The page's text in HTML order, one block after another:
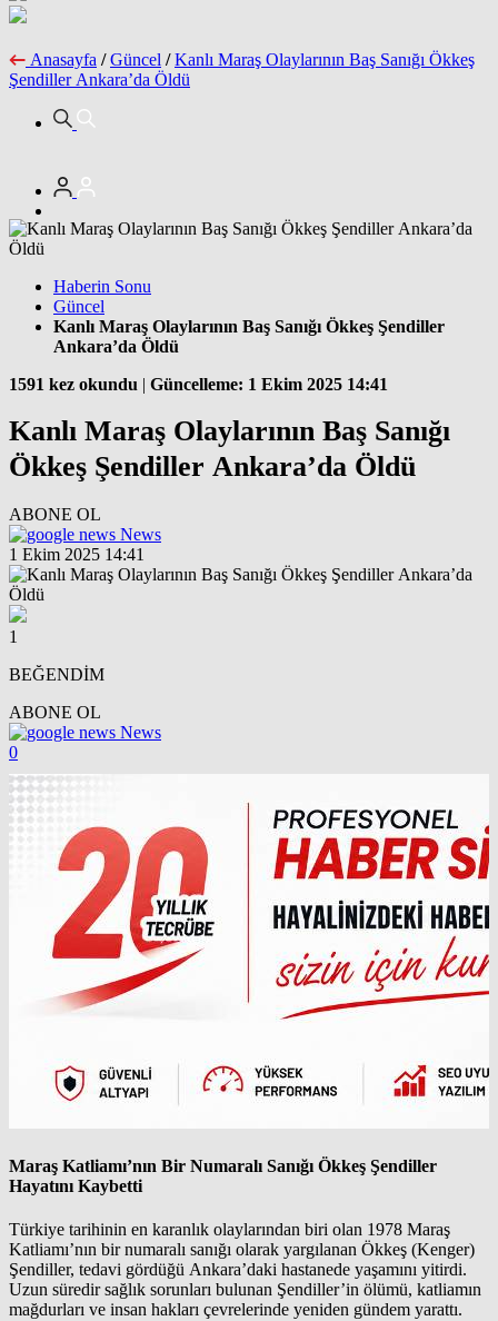
Anasayfa / Güncel / Kanlı Maraş Olaylarının Baş Sanığı Ökkeş
Şendiller Ankara’da Öldü
Haberin Sonu
Güncel
Kanlı Maraş Olaylarının Baş Sanığı Ökkeş Şendiller
Ankara’da Öldü
1591 kez okundu | Güncelleme: 1 Ekim 2025 14:41
Kanlı Maraş Olaylarının Baş Sanığı
Ökkeş Şendiller Ankara’da Öldü
ABONE OL
News
1 Ekim 2025 14:41
1
BEĞENDİM
ABONE OL
News
0
Maraş Katliamı’nın Bir Numaralı Sanığı Ökkeş Şendiller
Hayatını Kaybetti
Türkiye tarihinin en karanlık olaylarından biri olan 1978 Maraş
Katliamı’nın bir numaralı sanığı olarak yargılanan Ökkeş (Kenger)
Şendiller, tedavi gördüğü Ankara’daki hastanede yaşamını yitirdi.
Uzun süredir sağlık sorunları bulunan Şendiller’in ölümü, katliamın
mağdurları ve insan hakları çevrelerinde yeniden gündem yarattı.